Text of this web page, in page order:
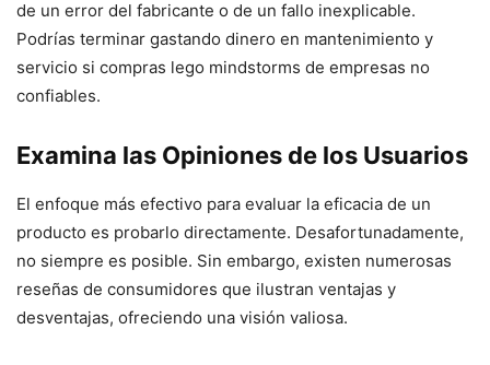
de un error del fabricante o de un fallo inexplicable.
Podrías terminar gastando dinero en mantenimiento y
servicio si compras lego mindstorms de empresas no
confiables.
Examina las Opiniones de los Usuarios
El enfoque más efectivo para evaluar la eficacia de un
producto es probarlo directamente. Desafortunadamente,
no siempre es posible. Sin embargo, existen numerosas
reseñas de consumidores que ilustran ventajas y
desventajas, ofreciendo una visión valiosa.